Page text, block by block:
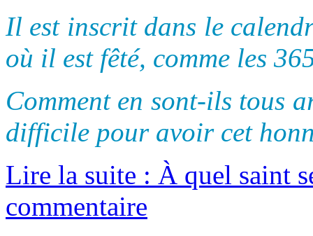
Il est inscrit dans le
où il est fêté, comme les
Comment en sont-ils tous
difficile pour avoir cet
Lire la suite : À quel saint
commentaire